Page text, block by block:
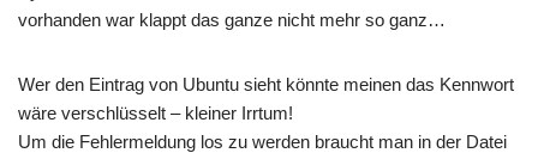
vorhanden war klappt das ganze nicht mehr so ganz…
Wer den Eintrag von Ubuntu sieht könnte meinen das Kennwort
wäre verschlüsselt – kleiner Irrtum!
Um die Fehlermeldung los zu werden braucht man in der Datei